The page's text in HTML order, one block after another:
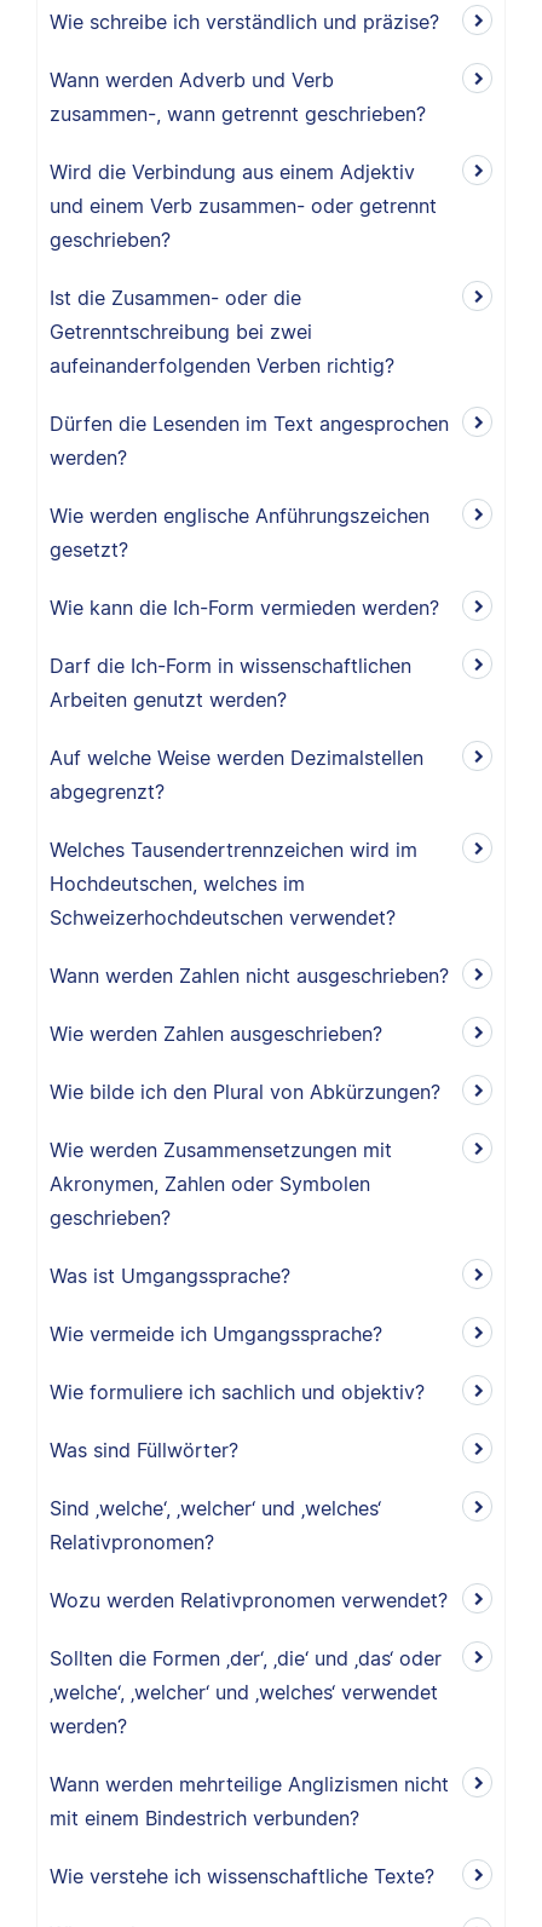
Wie schreibe ich verständlich und präzise?
Wann werden Adverb und Verb
zusammen-, wann getrennt geschrieben?
Wird die Verbindung aus einem Adjektiv
und einem Verb zusammen- oder getrennt
geschrieben?
Ist die Zusammen- oder die
Getrenntschreibung bei zwei
aufeinanderfolgenden Verben richtig?
Dürfen die Lesenden im Text angesprochen
werden?
Wie werden englische Anführungszeichen
gesetzt?
Wie kann die Ich-Form vermieden werden?
Darf die Ich-Form in wissenschaftlichen
Arbeiten genutzt werden?
Auf welche Weise werden Dezimalstellen
abgegrenzt?
Welches Tausendertrennzeichen wird im
Hochdeutschen, welches im
Schweizerhochdeutschen verwendet?
Wann werden Zahlen nicht ausgeschrieben?
Wie werden Zahlen ausgeschrieben?
Wie bilde ich den Plural von Abkürzungen?
Wie werden Zusammensetzungen mit
Akronymen, Zahlen oder Symbolen
geschrieben?
Was ist Umgangssprache?
Wie vermeide ich Umgangssprache?
Wie formuliere ich sachlich und objektiv?
Was sind Füllwörter?
Sind ‚welche‘, ‚welcher‘ und ‚welches‘
Relativpronomen?
Wozu werden Relativpronomen verwendet?
Sollten die Formen ‚der‘, ‚die‘ und ‚das‘ oder
‚welche‘, ‚welcher‘ und ‚welches‘ verwendet
werden?
Wann werden mehrteilige Anglizismen nicht
mit einem Bindestrich verbunden?
Wie verstehe ich wissenschaftliche Texte?